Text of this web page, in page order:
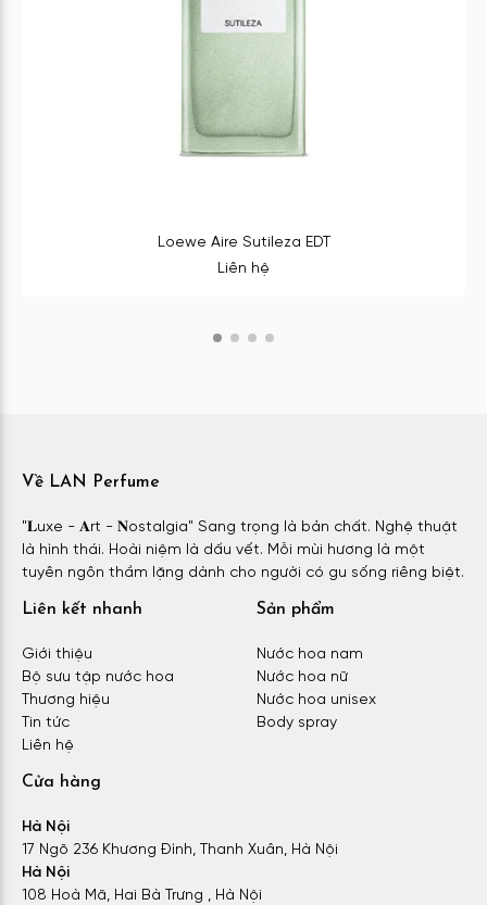
Loewe Aire Sutileza EDT
Liên hệ
Về LAN Perfume
"𝐋uxe - 𝐀rt - 𝐍ostalgia" Sang trọng là bản chất. Nghệ thuật
là hình thái. Hoài niệm là dấu vết. Mỗi mùi hương là một
tuyên ngôn thầm lặng dành cho người có gu sống riêng biệt.
Liên kết nhanh
Giới thiệu
Bộ sưu tập nước hoa
Thương hiệu
Tin tức
Liên hệ
Sản phẩm
Nước hoa nam
Nước hoa nữ
Nước hoa unisex
Body spray
Cửa hàng
Hà Nội
17 Ngõ 236 Khương Đình, Thanh Xuân, Hà Nội
Hà Nội
108 Hoà Mã, Hai Bà Trưng , Hà Nội